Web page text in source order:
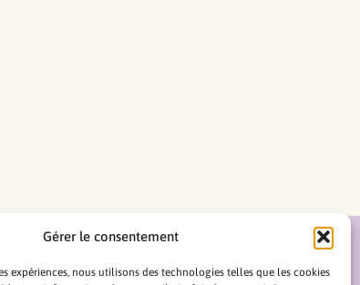
Gérer le consentement
expériences, nous utilisons des technologies telles que les cookies
Spotify